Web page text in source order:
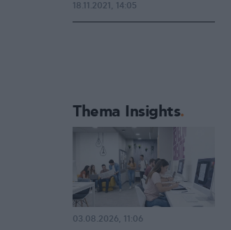
18.11.2021, 14:05
Thema Insights
03.08.2026, 11:06